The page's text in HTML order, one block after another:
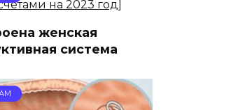
женская
система